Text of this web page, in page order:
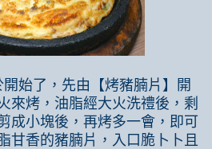
始了，先由【烤豬腩片】開
來烤，油脂經大火洗禮後，剩
成小塊後，再烤多一會，即可
甘香的豬腩片，入口脆卜卜且